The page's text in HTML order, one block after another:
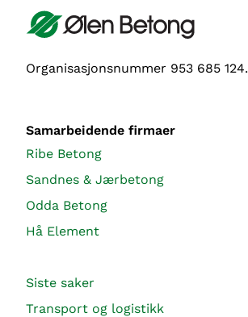
Organisasjonsnummer 953 685 124.
Samarbeidende firmaer
Ribe Betong
Sandnes & Jærbetong
Odda Betong
Hå Element
Siste saker
Transport og logistikk